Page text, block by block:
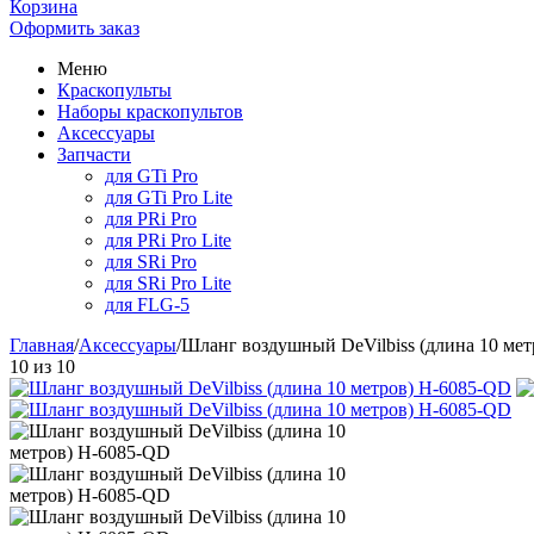
Корзина
Оформить заказ
Меню
Краскопульты
Наборы краскопультов
Аксессуары
Запчасти
для GTi Pro
для GTi Pro Lite
для PRi Pro
для PRi Pro Lite
для SRi Pro
для SRi Pro Lite
для FLG-5
Главная/Аксессуары/Шланг воздушный DeVilbiss (длина 10
10 из 10